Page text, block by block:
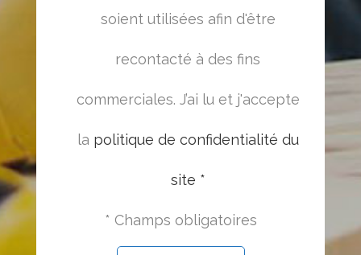
soient utilisées afin d'être
recontacté à des fins
commerciales. J’ai lu et j'accepte
la politique de confidentialité du
site *
* Champs obligatoires